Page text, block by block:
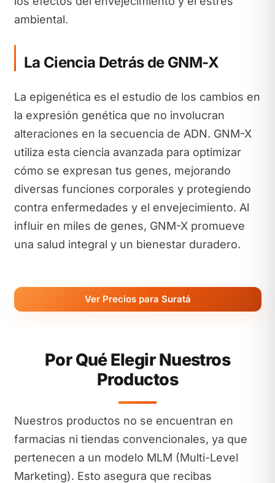
ambiental.
La Ciencia Detrás de GNM-X
La epigenética es el estudio de los cambios en
la expresión genética que no involucran
alteraciones en la secuencia de ADN. GNM-X
utiliza esta ciencia avanzada para optimizar
cómo se expresan tus genes, mejorando
diversas funciones corporales y protegiendo
contra enfermedades y el envejecimiento. Al
influir en miles de genes, GNM-X promueve
una salud integral y un bienestar duradero.
Ver Precios para Suratá
Por Qué Elegir Nuestros
Productos
Nuestros productos no se encuentran en
farmacias ni tiendas convencionales, ya que
pertenecen a un modelo MLM (Multi-Level
Marketing). Esto asegura que recibas